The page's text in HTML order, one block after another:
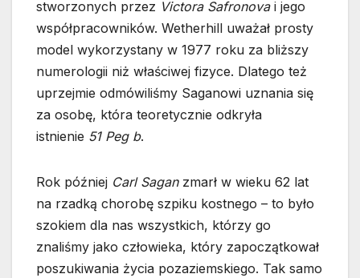
stworzonych przez Victora Safronovai jego
współpracowników. Wetherhill uważał prosty
model wykorzystany w 1977 roku za bliższy
numerologii niż właściwej fizyce. Dlatego też
uprzejmie odmówiliśmy Saganowi uznania się
za osobę, która teoretycznie odkryła
istnienie 51 Peg b.
Rok później Carl Saganzmarł w wieku 62 lat
na rzadką chorobę szpiku kostnego – to było
szokiem dla nas wszystkich, którzy go
znaliśmy jako człowieka, który zapoczątkował
poszukiwania życia pozaziemskiego. Tak samo